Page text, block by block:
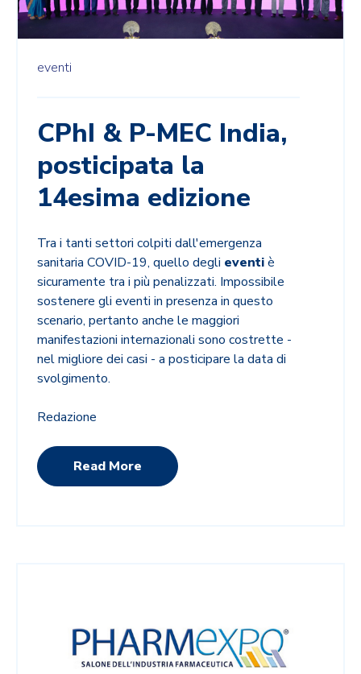
eventi
CPhI & P-MEC India,
posticipata la
14esima edizione
Tra i tanti settori colpiti dall'emergenza
sanitaria COVID-19, quello degli eventiè
sicuramente tra i più penalizzati. Impossibile
sostenere gli eventi in presenza in questo
scenario, pertanto anche le maggiori
manifestazioni internazionali sono costrette -
nel migliore dei casi - a posticipare la data di
svolgimento.
Redazione
Read More